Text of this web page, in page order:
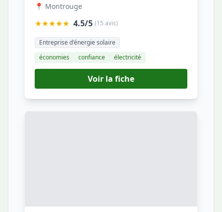
📍 Montrouge
★★★★★ 4.5/5 (15 avis)
Entreprise d'énergie solaire
économies
confiance électricité
Voir la fiche